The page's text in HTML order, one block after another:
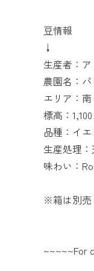
豆情報
↓
生産者：
農園名：
エリア：
標高：
品種：イ
生産処理
味わい：
※箱は別売
~~~~~For